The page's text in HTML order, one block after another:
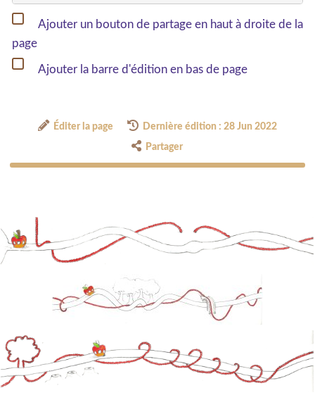
Ajouter un bouton de partage en haut à droite de la
page
Ajouter la barre d'édition en bas de page
Éditer la page Dernière édition : 28 Jun 2022
Partager